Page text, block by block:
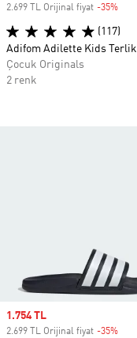
Sale price
1.754 TL
2.699 TL Orijinal fiyat -35%
2.699 TL Orijinal fiyat -35%
(117)
Adifom Adilette Kids Terlik
Çocuk Originals
2 renk